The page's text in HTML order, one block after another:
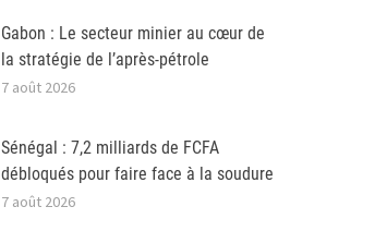
Gabon : Le secteur minier au cœur de
la stratégie de l’après-pétrole
7 août 2026
Sénégal : 7,2 milliards de FCFA
débloqués pour faire face à la soudure
7 août 2026